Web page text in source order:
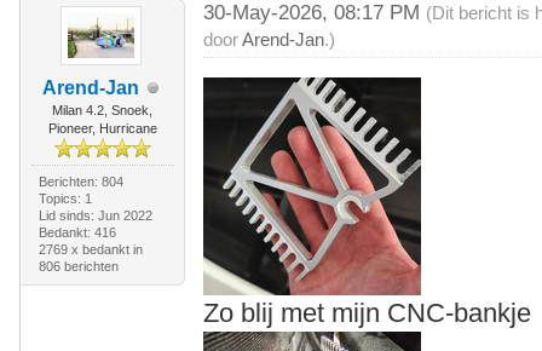
Arend-Jan
Milan 4.2, Snoek,
Pioneer, Hurricane
Berichten: 804
Topics: 1
Lid sinds: Jun 2022
Bedankt: 416
2769 x bedankt in
806 berichten
30-May-2026, 08:17 PM (Dit bericht is
doorArend-Jan.)
Zo blij met mijn CNC-bankje